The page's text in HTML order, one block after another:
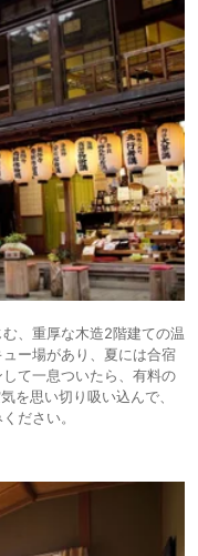
、重厚な木造2階建ての温
ー場があり、夏には合宿
て一息ついたら、有料の
を思い切り吸い込んで、
ださい。